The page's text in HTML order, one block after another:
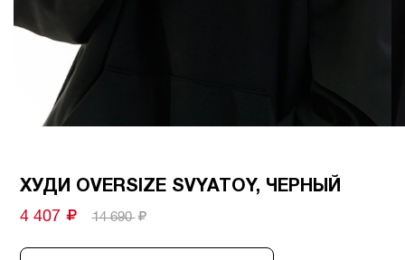
ХУДИ OVERSIZE SVYATOY, ЧЕРНЫЙ
4 407 14 690